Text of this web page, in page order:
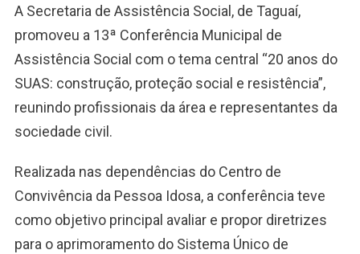
A Secretaria de Assistência Social, de Taguaí,
promoveu a 13ª Conferência Municipal de
Assistência Social com o tema central “20 anos do
SUAS: construção, proteção social e resistência”,
reunindo profissionais da área e representantes da
sociedade civil.
Realizada nas dependências do Centro de
Convivência da Pessoa Idosa, a conferência teve
como objetivo principal avaliar e propor diretrizes
para o aprimoramento do Sistema Único de